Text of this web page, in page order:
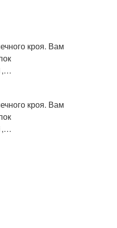
кроя. Вам
кроя. Вам